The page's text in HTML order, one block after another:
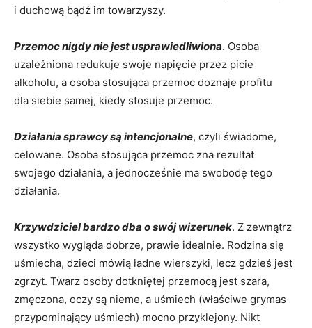
i duchową bądź im towarzyszy.
Przemoc nigdy nie jest usprawiedliwiona. Osoba
uzależniona redukuje swoje napięcie przez picie
alkoholu, a osoba stosująca przemoc doznaje profitu
dla siebie samej, kiedy stosuje przemoc.
Działania sprawcy są intencjonalne, czyli świadome,
celowane. Osoba stosująca przemoc zna rezultat
swojego działania, a jednocześnie ma swobodę tego
działania.
Krzywdziciel bardzo dba o swój wizerunek. Z zewnątrz
wszystko wygląda dobrze, prawie idealnie. Rodzina się
uśmiecha, dzieci mówią ładne wierszyki, lecz gdzieś jest
zgrzyt. Twarz osoby dotkniętej przemocą jest szara,
zmęczona, oczy są nieme, a uśmiech (właściwe grymas
przypominający uśmiech) mocno przyklejony. Nikt